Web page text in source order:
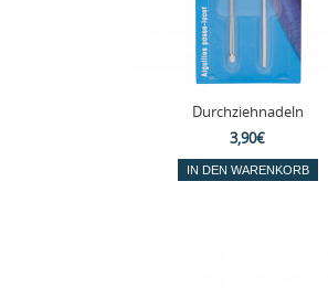
Durchziehnadeln
3,90€